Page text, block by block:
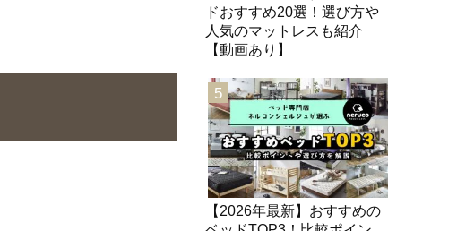
ドおすすめ20選！選び方や
人気のマットレスも紹介
【動画あり】
5
【2026年最新】おすすめの